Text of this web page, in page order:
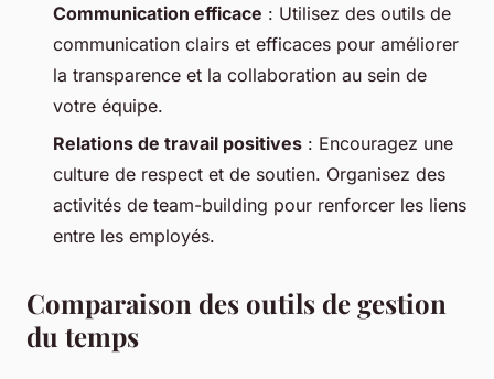
Communication efficace : Utilisez des outils de
communication clairs et efficaces pour améliorer
la transparence et la collaboration au sein de
votre équipe.
Relations de travail positives : Encouragez une
culture de respect et de soutien. Organisez des
activités de team-building pour renforcer les liens
entre les employés.
Comparaison des outils de gestion
du temps